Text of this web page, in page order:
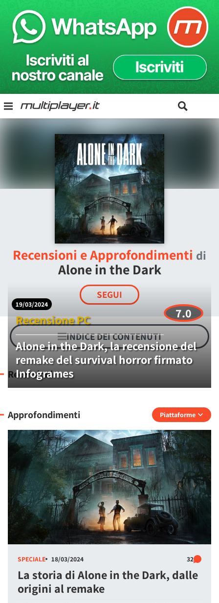
Recensioni e Approfondimenti di
Alone in the Dark
SEGUI
INDICE DEI CONTENUTI
Recensioni
19/03/2024
Recensione PC 7.0
Alone in the Dark, la recensione del
remake del survival horror firmato
Infogrames
Approfondimenti Piattaforme
SPECIALE 18/03/2024 32
La storia di Alone in the Dark, dalle
origini al remake